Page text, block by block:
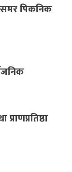
समर पिकनिक